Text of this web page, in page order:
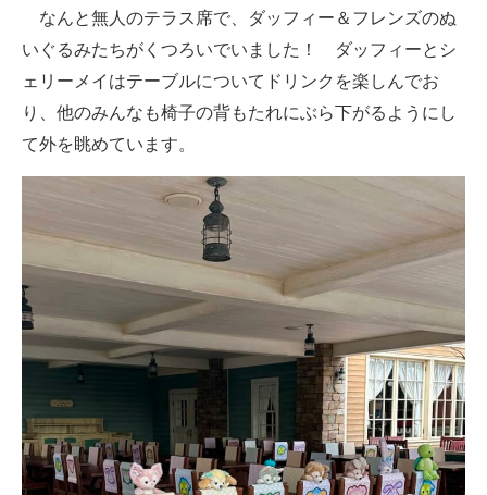
なんと無人のテラス席で、ダッフィー＆フレンズのぬ
いぐるみたちがくつろいでいました！ ダッフィーとシ
ェリーメイはテーブルについてドリンクを楽しんでお
り、他のみんなも椅子の背もたれにぶら下がるようにし
て外を眺めています。